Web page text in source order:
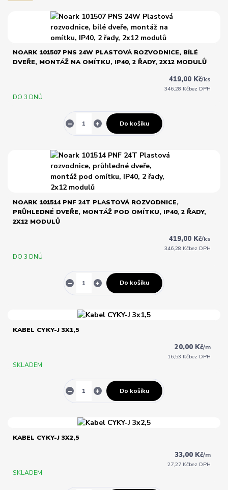
NOARK 101507 PNS 24W PLASTOVÁ ROZVODNICE, BÍLÉ
DVEŘE, MONTÁŽ NA OMÍTKU, IP40, 2 ŘADY, 2X12 MODULŮ
419,00 Kč/ks
346,28 Kčbez DPH
DO 3 DNŮ
Do košíku
NOARK 101514 PNF 24T PLASTOVÁ ROZVODNICE,
PRŮHLEDNÉ DVEŘE, MONTÁŽ POD OMÍTKU, IP40, 2 ŘADY,
2X12 MODULŮ
419,00 Kč/ks
346,28 Kčbez DPH
DO 3 DNŮ
Do košíku
KABEL CYKY-J 3X1,5
20,00 Kč/m
16,53 Kčbez DPH
SKLADEM
Do košíku
KABEL CYKY-J 3X2,5
33,00 Kč/m
27,27 Kčbez DPH
SKLADEM